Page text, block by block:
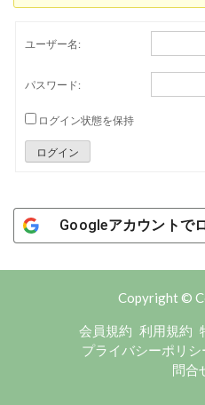
ユーザー名:
パスワード:
ログイン状態を保持
ログイン
Googleアカウントで
Copyright ©
会員規約 利用規約
プライバシーポリシ
問合